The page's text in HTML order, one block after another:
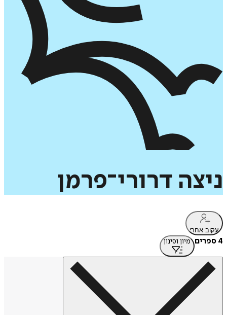
ניצה דרורי־פרמן
עקוב אחרי
4 ספרים מיון וסינון